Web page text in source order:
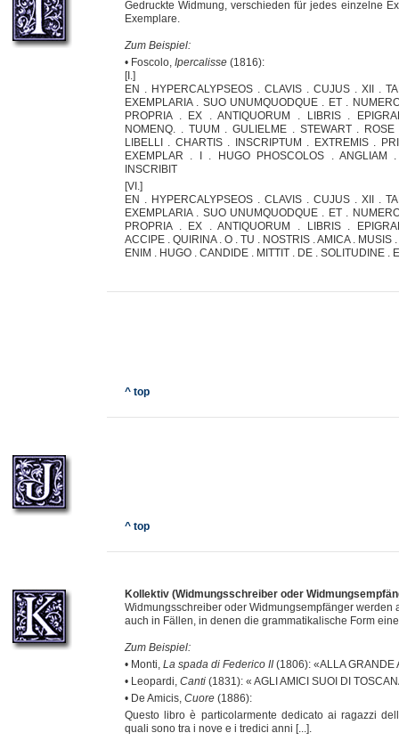
Gedruckte Widmung, verschieden für jedes einzelne
Exemplare.
Zum Beispiel:
• Foscolo, Ipercalisse (1816):
[I.]
EN . HYPERCALYPSEOS . CLAVIS . CUJUS . XII .
EXEMPLARIA . SUO UNUMQUODQUE . ET .
PROPRIA . EX . ANTIQUORUM . LIBRIS .
NOMENQ. . TUUM . GULIELME . STEWART .
LIBELLI . CHARTIS . INSCRIPTUM . EXTREMIS .
EXEMPLAR . I . HUGO PHOSCOLOS . ANGLIAM
INSCRIBIT
[VI.]
EN . HYPERCALYPSEOS . CLAVIS . CUJUS . XII .
EXEMPLARIA . SUO UNUMQUODQUE . ET .
PROPRIA . EX . ANTIQUORUM . LIBRIS .
ACCIPE . QUIRINA . O . TU . NOSTRIS . AMICA . MUSIS
ENIM . HUGO . CANDIDE . MITTIT . DE . SOLITUDINE .
^ top
^ top
Kollektiv (Widmungsschreiber oder
Widmungsschreiber oder Widmungsempfänger werden
auch in Fällen, in denen die grammatikalische Form
Zum Beispiel:
• Monti, La spada di Federico II (1806): «ALLA GRANDE
• Leopardi, Canti (1831): « AGLI AMICI SUOI DI
• De Amicis, Cuore (1886):
Questo libro è particolarmente dedicato ai ragazzi
quali sono tra i nove e i tredici anni [...].